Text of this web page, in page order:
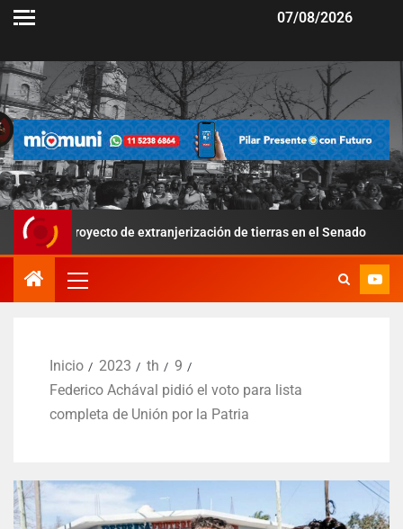
07/08/2026
de extranjerización de tierras en el Senado
Inicio 2023 th
9
Federico Achával pidió el voto para lista
completa de Unión por la Patria